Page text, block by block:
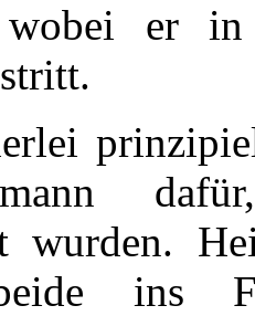
wobei er
wurden.
ins